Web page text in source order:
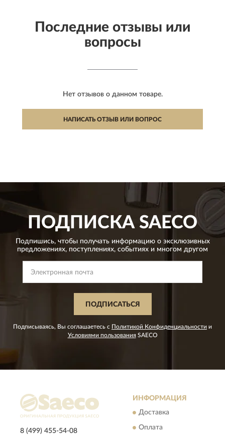
Последние отзывы или
вопросы
Нет отзывов о данном товаре.
НАПИСАТЬ ОТЗЫВ ИЛИ ВОПРОС
ПОДПИСКА SAECO
Подпишись, чтобы получать информацию о эксклюзивных
предложениях, поступлениях, событиях и многом другом
ПОДПИСАТЬСЯ
Подписываясь, Вы соглашаетесь с Политикой Конфиденциальности и
Условиями пользованияSAECO
8 (499) 455-54-08
ИНФОРМАЦИЯ
Доставка
Оплата